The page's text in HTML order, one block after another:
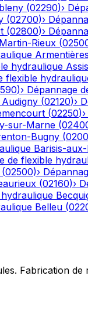
(02290)›
(02700)›
(02800)›
Rieux (
hydraulique
flexible
)› Dépannage
Audigny (02120)›
(02250)›
sur-Marne (
Bugny (
Barisis-
de flexible
(02500)›
(02160)›
Belleu (
Fabrication